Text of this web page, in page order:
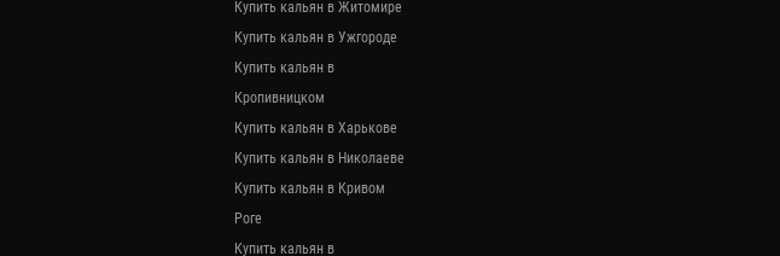
Купить кальян в Житомире
Купить кальян в Ужгороде
Купить кальян в
Кропивницком
Купить кальян в Харькове
Купить кальян в Николаеве
Купить кальян в Кривом
Роге
Купить кальян в